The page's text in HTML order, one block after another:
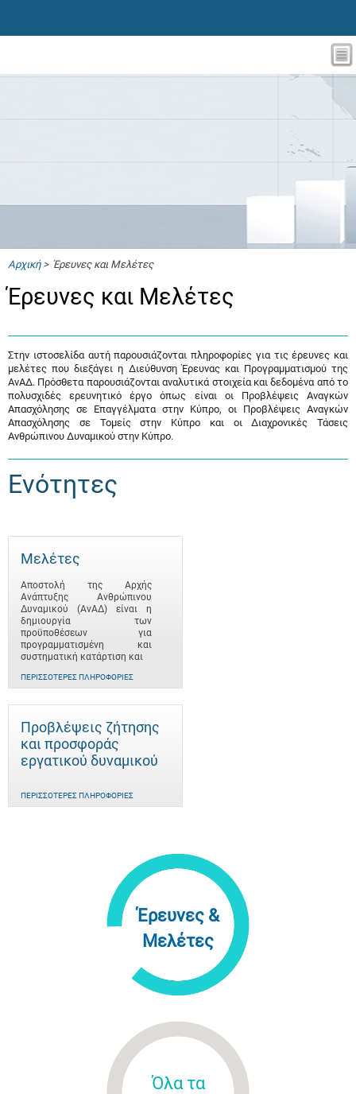
Αρχική> Έρευνες και Μελέτες
Έρευνες και Μελέτες
Στην ιστοσελίδα αυτή παρουσιάζονται πληροφορίες για τις έρευνες και
μελέτες που διεξάγει η Διεύθυνση Έρευνας και Προγραμματισμού της
ΑνΑΔ. Πρόσθετα παρουσιάζονται αναλυτικά στοιχεία και δεδομένα από το
πολυσχιδές ερευνητικό έργο όπως είναι οι Προβλέψεις Αναγκών
Απασχόλησης σε Επαγγέλματα στην Κύπρο, οι Προβλέψεις Αναγκών
Απασχόλησης σε Τομείς στην Κύπρο και οι Διαχρονικές Τάσεις
Ανθρώπινου Δυναμικού στην Κύπρο.
Ενότητες
Μελέτες
Αποστολή της Αρχής
Ανάπτυξης Ανθρώπινου
Δυναμικού (ΑνΑΔ) είναι η
δημιουργία των
προϋποθέσεων για
προγραμματισμένη και
συστηματική κατάρτιση και
ΠΕΡΙΣΣΌΤΕΡΕΣ ΠΛΗΡΟΦΟΡΊΕΣ
Προβλέψεις ζήτησης
και προσφοράς
εργατικού δυναμικού
ΠΕΡΙΣΣΌΤΕΡΕΣ ΠΛΗΡΟΦΟΡΊΕΣ
Έρευνες &
Μελέτες
Όλα τα